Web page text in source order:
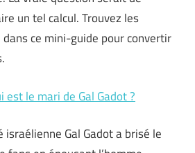
un tel calcul. Trouvez les
ce mini-guide pour convertir
est le mari de Gal Gadot ?
Gal Gadot a brisé le